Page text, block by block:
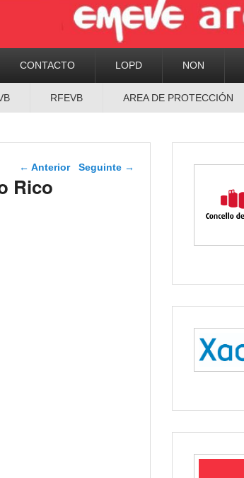
CONTACTO LOPD NON
RFEVB AREA DE PROTECCIÓN
Navegador de artigos
← Anterior Seguinte →
Rico